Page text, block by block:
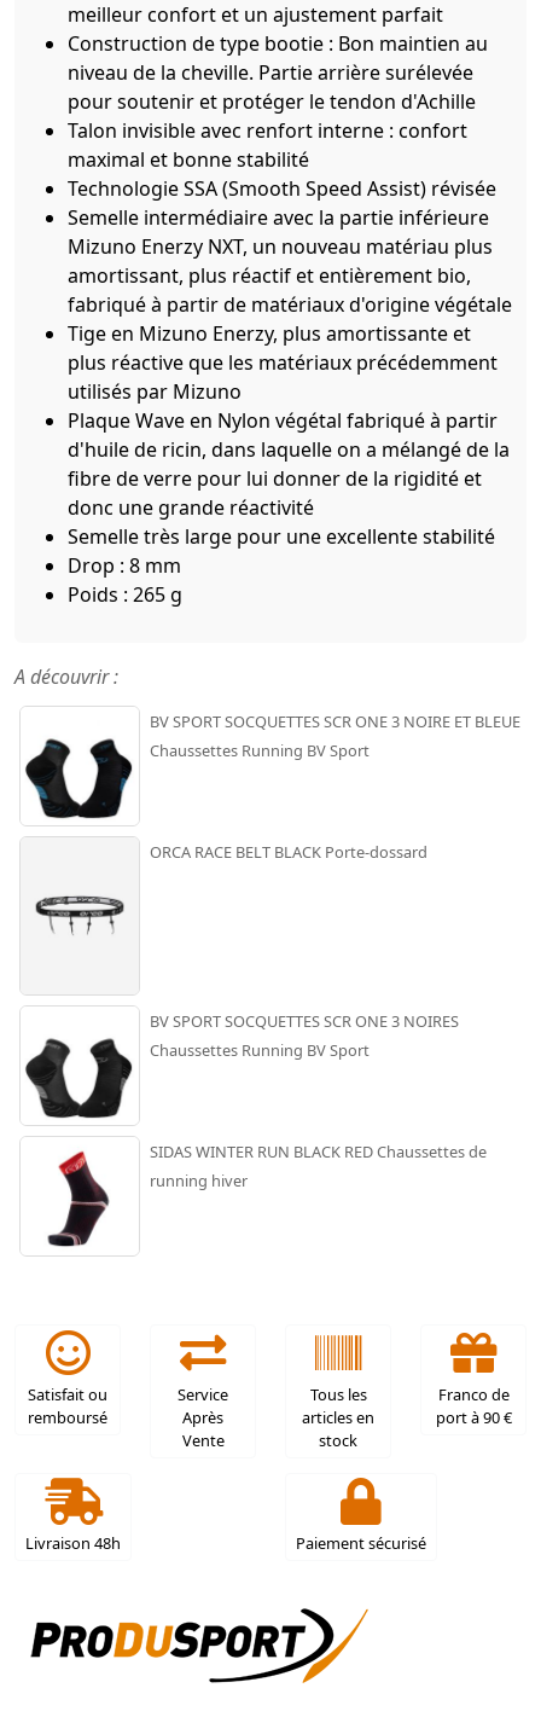
meilleur confort et un ajustement parfait
Construction de type bootie : Bon maintien au
niveau de la cheville. Partie arrière surélevée
pour soutenir et protéger le tendon d'Achille
Talon invisible avec renfort interne : confort
maximal et bonne stabilité
Technologie SSA (Smooth Speed Assist) révisée
Semelle intermédiaire avec la partie inférieure
Mizuno Enerzy NXT, un nouveau matériau plus
amortissant, plus réactif et entièrement bio,
fabriqué à partir de matériaux d'origine végétale
Tige en Mizuno Enerzy, plus amortissante et
plus réactive que les matériaux précédemment
utilisés par Mizuno
Plaque Wave en Nylon végétal fabriqué à partir
d'huile de ricin, dans laquelle on a mélangé de la
fibre de verre pour lui donner de la rigidité et
donc une grande réactivité
Semelle très large pour une excellente stabilité
Drop : 8 mm
Poids : 265 g
A découvrir :
BV SPORT SOCQUETTES SCR ONE 3 NOIRE ET BLEUE
Chaussettes Running BV Sport
ORCA RACE BELT BLACK Porte-dossard
BV SPORT SOCQUETTES SCR ONE 3 NOIRES
Chaussettes Running BV Sport
SIDAS WINTER RUN BLACK RED Chaussettes de
running hiver
Satisfait ou
remboursé
Service
Après
Vente
Tous les
articles en
stock
Franco de
port à 90 €
Livraison 48h Paiement sécurisé